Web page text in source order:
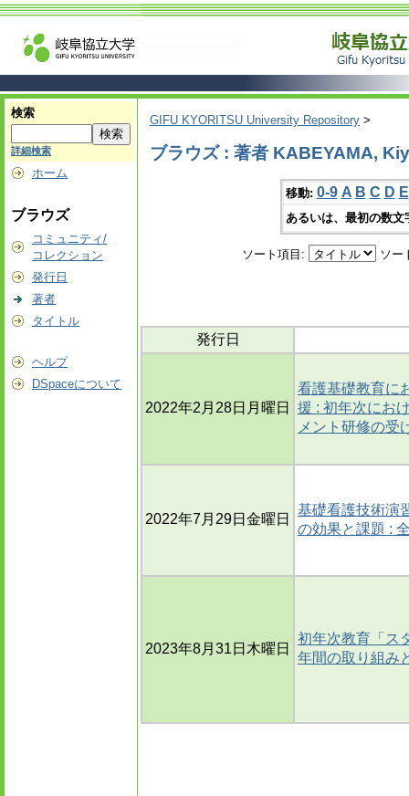
検索
詳細検索
ホーム
ブラウズ
コミュニティ/
コレクション
発行日
著者
タイトル
ヘルプ
DSpaceについて
GIFU KYORITSU University Repository >
ブラウズ : 著者 KABEYAMA,
移動: 0-9 A B C D E
あるいは、最初の数
ソート項目: ソー
発行日
2022年2月28日月曜日
看護基礎教育に
援 : 初年次にお
メント研修の受
2022年7月29日金曜日
基礎看護技術演
の効果と課題 :
2023年8月31日木曜日
初年次教育「ス
年間の取り組み